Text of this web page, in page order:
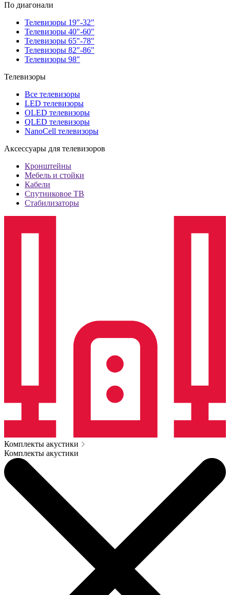
По диагонали
Телевизоры 19"-32"
Телевизоры 40"-60"
Телевизоры 65"-78"
Телевизоры 82"-86"
Телевизоры 98"
Телевизоры
Все телевизоры
LED телевизоры
OLED телевизоры
QLED телевизоры
NanoCell телевизоры
Аксессуары для телевизоров
Кронштейны
Мебель и стойки
Кабели
Спутниковое ТВ
Стабилизаторы
Комплекты акустики
Комплекты акустики